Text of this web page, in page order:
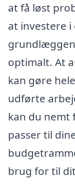
at få løst
at investere
optimalt. At
kan gøre
udførte
kan du
passer til
brug for til